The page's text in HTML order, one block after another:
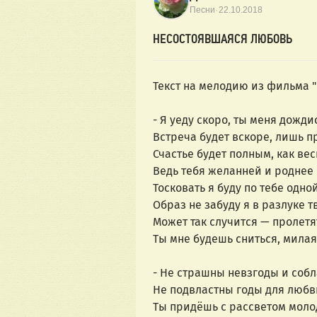
Песни ·22.10.2018
НЕСОСТОЯВШАЯСЯ ЛЮБОВЬ